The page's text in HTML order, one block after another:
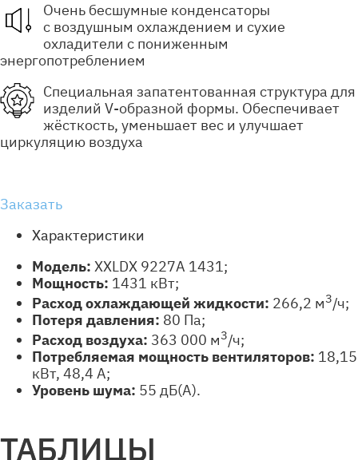
Очень бесшумные конденсаторы
с воздушным охлаждением и сухие
охладители с пониженным
энергопотреблением
Специальная запатентованная структура для
изделий V-образной формы. Обеспечивает
жёсткость, уменьшает вес и улучшает
циркуляцию воздуха
Заказать
Характеристики
Модель: XXLDX 9227A 1431;
Мощность: 1431 кВт;
Расход охлаждающей жидкости: 266,2 м3/ч;
Потеря давления: 80 Па;
Расход воздуха: 363 000 м3/ч;
Потребляемая мощность вентиляторов: 18,15
кВт, 48,4 А;
Уровень шума: 55 дБ(А).
ТАБЛИЦЫ